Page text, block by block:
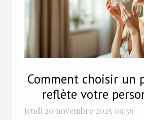
Comment choisir un
reflète votre
Jeudi 20 novembre 2025 09:36